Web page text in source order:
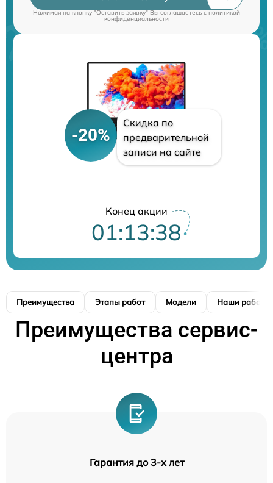
Нажимая на кнопку "Оставить заявку" Вы соглашаетесь cполитикой
конфиденциальности
-20%
Скидка по
предварительной
записи на сайте
Конец акции
01:13:37
Преимущества Этапы работ Модели Наши работы
Преимущества сервис-
центра
Гарантия до 3-х лет